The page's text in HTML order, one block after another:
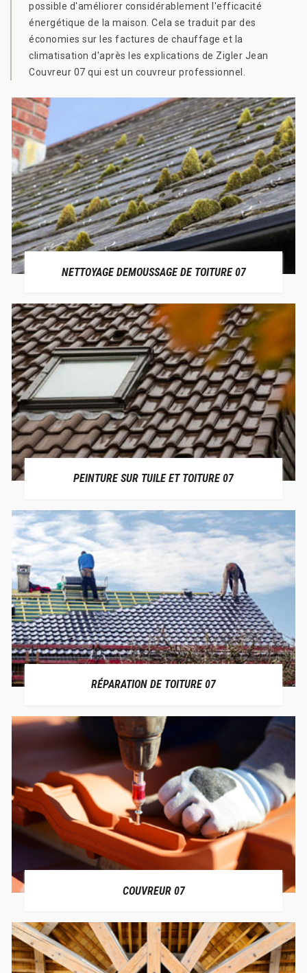
possible d'améliorer considérablement l'efficacité
énergétique de la maison. Cela se traduit par des
économies sur les factures de chauffage et la
climatisation d'après les explications de Zigler Jean
Couvreur 07 qui est un couvreur professionnel.
NETTOYAGE DEMOUSSAGE DE TOITURE 07
PEINTURE SUR TUILE ET TOITURE 07
RÉPARATION DE TOITURE 07
COUVREUR 07